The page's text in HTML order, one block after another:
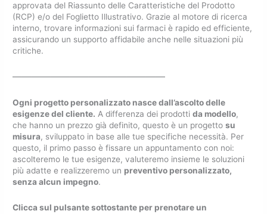
approvata del Riassunto delle Caratteristiche del Prodotto
(RCP) e/o del Foglietto Illustrativo. Grazie al motore di ricerca
interno, trovare informazioni sui farmaci è rapido ed efficiente,
assicurando un supporto affidabile anche nelle situazioni più
critiche.
————————————————
Ogni progetto personalizzato nasce dall’ascolto delle
esigenze del cliente. A differenza dei prodottida modello,
che hanno un prezzo già definito, questo è un progettosu
misura, sviluppato in base alle tue specifiche necessità. Per
questo, il primo passo è fissare un appuntamento con noi:
ascolteremo le tue esigenze, valuteremo insieme le soluzioni
più adatte e realizzeremo un preventivo personalizzato,
senza alcun impegno.
Clicca sul pulsante sottostante per prenotare un